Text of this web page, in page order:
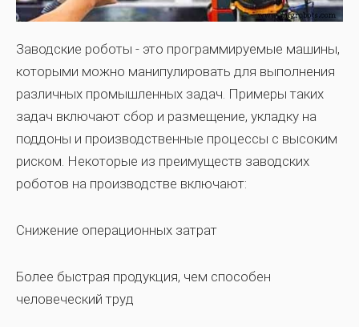
Заводские роботы - это программируемые машины,
которыми можно манипулировать для выполнения
различных промышленных задач. Примеры таких
задач включают сбор и размещение, укладку на
поддоны и производственные процессы с высоким
риском. Некоторые из преимуществ заводских
роботов на производстве включают:
Снижение операционных затрат
Более быстрая продукция, чем способен
человеческий труд